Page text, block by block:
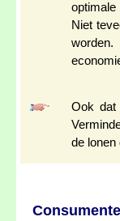
optimale
Niet
Ook dat
de lonen